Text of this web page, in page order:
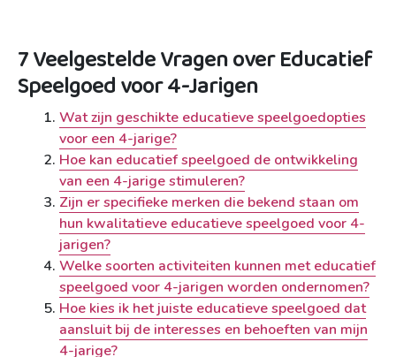
7 Veelgestelde Vragen over Educatief
Speelgoed voor 4-Jarigen
Wat zijn geschikte educatieve speelgoedopties
voor een 4-jarige?
Hoe kan educatief speelgoed de ontwikkeling
van een 4-jarige stimuleren?
Zijn er specifieke merken die bekend staan om
hun kwalitatieve educatieve speelgoed voor 4-
jarigen?
Welke soorten activiteiten kunnen met educatief
speelgoed voor 4-jarigen worden ondernomen?
Hoe kies ik het juiste educatieve speelgoed dat
aansluit bij de interesses en behoeften van mijn
4-jarige?